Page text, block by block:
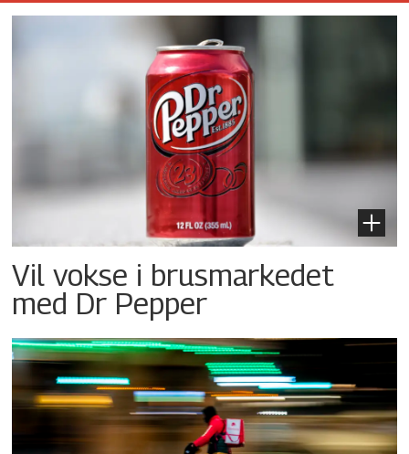
Vil vokse i brusmarkedet
med Dr Pepper